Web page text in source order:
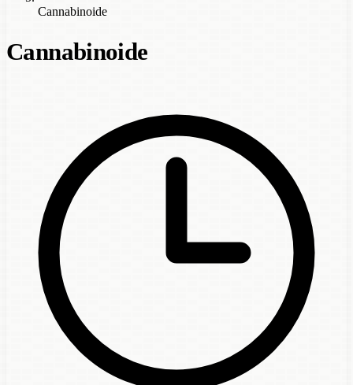
Cannabinoide
Cannabinoide